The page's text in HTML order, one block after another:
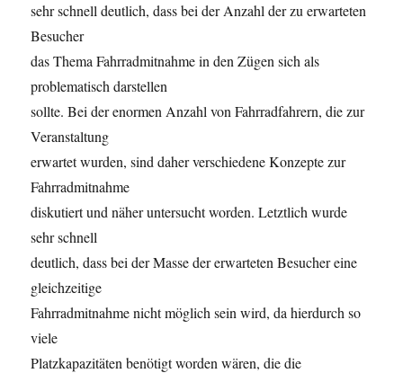
sehr schnell deutlich, dass bei der Anzahl der zu erwarteten
Besucher
das Thema Fahrradmitnahme in den Zügen sich als
problematisch darstellen
sollte. Bei der enormen Anzahl von Fahrradfahrern, die zur
Veranstaltung
erwartet wurden, sind daher verschiedene Konzepte zur
Fahrradmitnahme
diskutiert und näher untersucht worden. Letztlich wurde
sehr schnell
deutlich, dass bei der Masse der erwarteten Besucher eine
gleichzeitige
Fahrradmitnahme nicht möglich sein wird, da hierdurch so
viele
Platzkapazitäten benötigt worden wären, die die